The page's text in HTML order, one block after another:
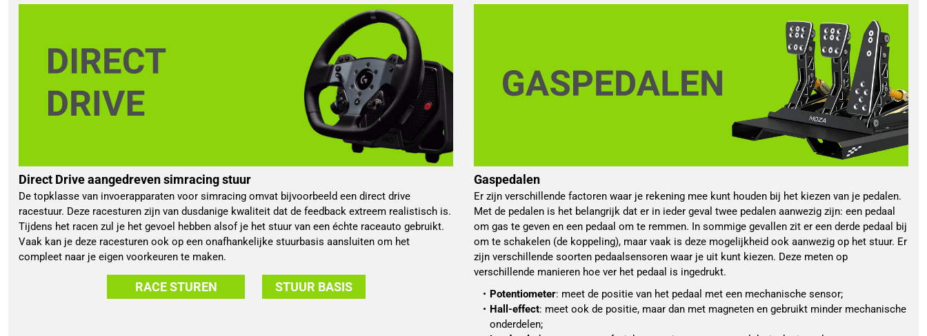
Direct Drive aangedreven simracing stuur
De topklasse van invoerapparaten voor simracing omvat bijvoorbeeld een direct drive
racestuur. Deze racesturen zijn van dusdanige kwaliteit dat de feedback extreem realistisch is.
Tijdens het racen zul je het gevoel hebben alsof je het stuur van een échte raceauto gebruikt.
Vaak kan je deze racesturen ook op een onafhankelijke stuurbasis aansluiten om het
compleet naar je eigen voorkeuren te maken.
RACE STUREN STUUR BASIS
Gaspedalen
Er zijn verschillende factoren waar je rekening mee kunt houden bij het kiezen van je pedalen.
Met de pedalen is het belangrijk dat er in ieder geval twee pedalen aanwezig zijn: een pedaal
om gas te geven en een pedaal om te remmen. In sommige gevallen zit er een derde pedaal bij
om te schakelen (de koppeling), maar vaak is deze mogelijkheid ook aanwezig op het stuur. Er
zijn verschillende soorten pedaalsensoren waar je uit kunt kiezen. Deze meten op
verschillende manieren hoe ver het pedaal is ingedrukt.
Potentiometer: meet de positie van het pedaal met een mechanische sensor;
Hall-effect: meet ook de positie, maar dan met magneten en gebruikt minder mechanische
onderdelen;